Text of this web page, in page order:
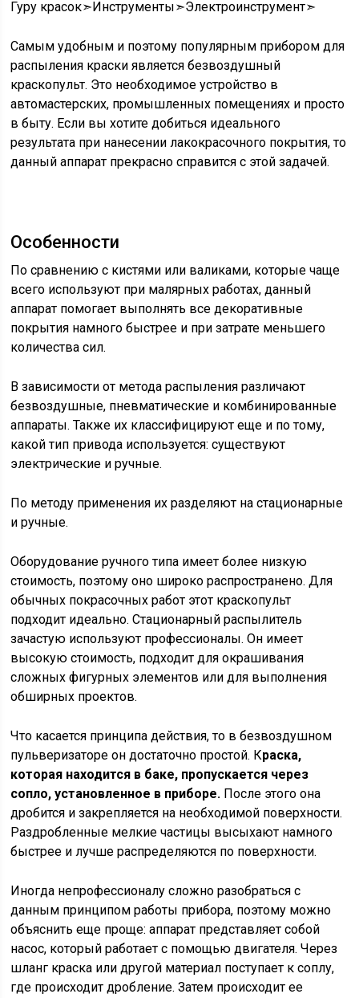
Гуру красок➣Инструменты➣Электроинструмент➣
Самым удобным и поэтому популярным прибором для
распыления краски является безвоздушный
краскопульт. Это необходимое устройство в
автомастерских, промышленных помещениях и просто
в быту. Если вы хотите добиться идеального
результата при нанесении лакокрасочного покрытия, то
данный аппарат прекрасно справится с этой задачей.
Особенности
По сравнению с кистями или валиками, которые чаще
всего используют при малярных работах, данный
аппарат помогает выполнять все декоративные
покрытия намного быстрее и при затрате меньшего
количества сил.
В зависимости от метода распыления различают
безвоздушные, пневматические и комбинированные
аппараты. Также их классифицируют еще и по тому,
какой тип привода используется: существуют
электрические и ручные.
По методу применения их разделяют на стационарные
и ручные.
Оборудование ручного типа имеет более низкую
стоимость, поэтому оно широко распространено. Для
обычных покрасочных работ этот краскопульт
подходит идеально. Стационарный распылитель
зачастую используют профессионалы. Он имеет
высокую стоимость, подходит для окрашивания
сложных фигурных элементов или для выполнения
обширных проектов.
Что касается принципа действия, то в безвоздушном
пульверизаторе он достаточно простой. Краска,
которая находится в баке, пропускается через
сопло, установленное в приборе. После этого она
дробится и закрепляется на необходимой поверхности.
Раздробленные мелкие частицы высыхают намного
быстрее и лучше распределяются по поверхности.
Иногда непрофессионалу сложно разобраться с
данным принципом работы прибора, поэтому можно
объяснить еще проще: аппарат представляет собой
насос, который работает с помощью двигателя. Через
шланг краска или другой материал поступает к соплу,
где происходит дробление. Затем происходит ее